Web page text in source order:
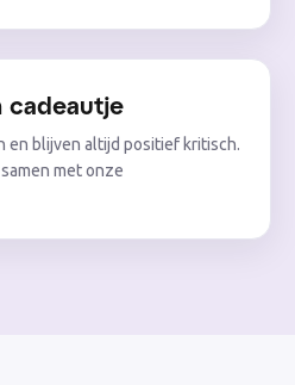
cadeautje
en blijven altijd positief kritisch.
met onze